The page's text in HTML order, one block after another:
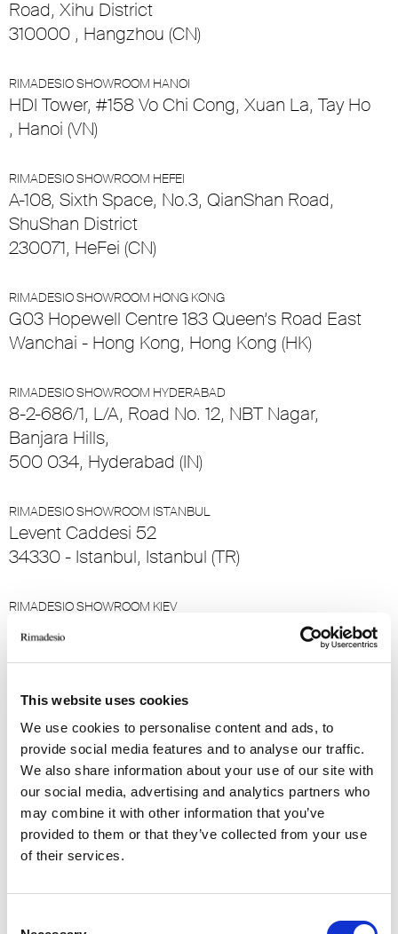
This website uses cookies
We use cookies to personalise content and ads, to
provide social media features and to analyse our traffic.
We also share information about your use of our site with
our social media, advertising and analytics partners who
may combine it with other information that you’ve
provided to them or that they’ve collected from your use
of their services.
Road, Xihu District
310000 , Hangzhou (CN)
RIMADESIO SHOWROOM HANOI
HDI Tower, #158 Vo Chi Cong, Xuan La, Tay Ho
, Hanoi (VN)
RIMADESIO SHOWROOM HEFEI
A-108, Sixth Space, No.3, QianShan Road,
ShuShan District
230071, HeFei (CN)
RIMADESIO SHOWROOM HONG KONG
G03 Hopewell Centre 183 Queen’s Road East
Wanchai - Hong Kong, Hong Kong (HK)
RIMADESIO SHOWROOM HYDERABAD
8-2-686/1, L/A, Road No. 12, NBT Nagar,
Banjara Hills,
500 034, Hyderabad (IN)
RIMADESIO SHOWROOM ISTANBUL
Levent Caddesi 52
34330 - Istanbul, Istanbul (TR)
RIMADESIO SHOWROOM KIEV
Bolshaya Vasikovskaya Str. 13/1
RIMADESIO SHOWROOM KIEV
Stolichnoe Shosse, 101
, Kiev (UA)
RIMADESIO SHOWROOM KUWAIT
Design Center Kuwait - Ground Floor Shuwaikh
Industrial Area 2, Street 28, P.O Box 102,
13002 , Safat (KW)